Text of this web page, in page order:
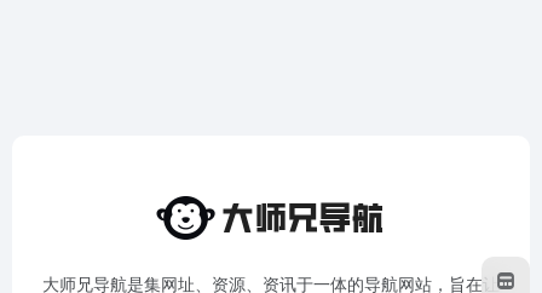
大师兄导航是集网址、资源、资讯于一体的导航网站，旨在让